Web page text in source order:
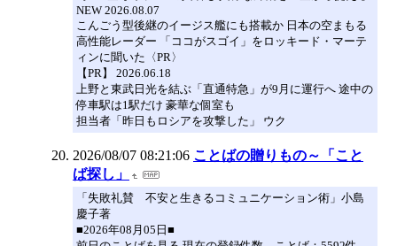
NEW 2026.08.07
こんごう型後継のイージス艦にも搭載か 日本の空まもる
高性能レーダー 「ココがスゴイ」をロッキード・マーテ
ィンに聞いた〈PR〉
【PR】 2026.06.18
上野と東武日光を結ぶ「直通特急」が9月に運行へ 途中の
停車駅は1駅だけ 豪華な個室も
担当者「昨日もロシアを攻撃した」 ウク
2026/08/07 08:21:06 ことばの贈りもの～「こと
ば探し」
「失敗礼賛 不安と生きるコミュニケーション術」小島
慶子著
■2026年08月05日■